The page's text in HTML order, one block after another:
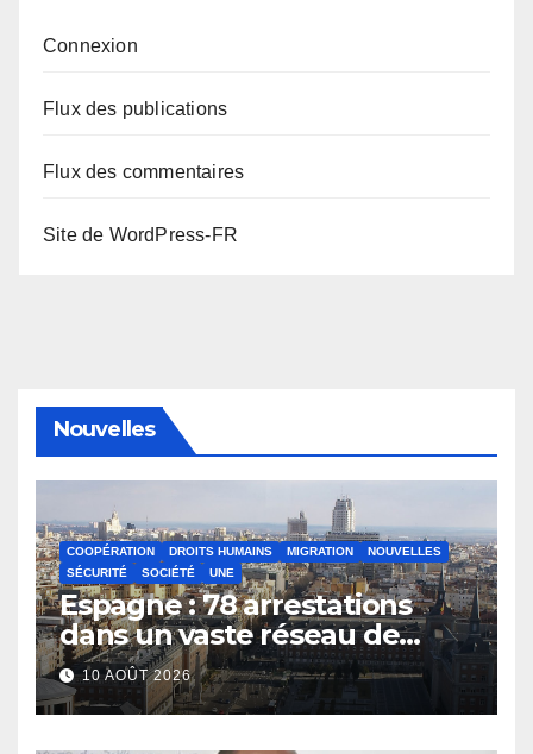
Connexion
Flux des publications
Flux des commentaires
Site de WordPress-FR
Nouvelles
COOPÉRATION DROITS HUMAINS MIGRATION
NOUVELLES
SÉCURITÉ
SOCIÉTÉ UNE
Espagne : 78 arrestations
dans un vaste réseau de
trafic d’êtres humains et de
drogue
10 AOÛT 2026